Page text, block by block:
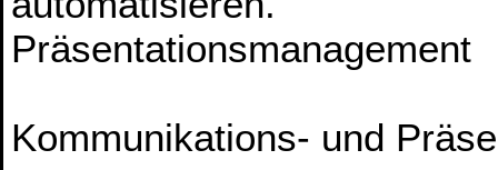
Präsentationsmanagement
Kommunikations- und